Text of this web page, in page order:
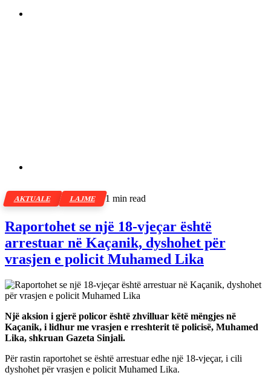
AKTUALE LAJME 1 min read
Raportohet se një 18-vjeçar është
arrestuar në Kaçanik, dyshohet për
vrasjen e policit Muhamed Lika
Një aksion i gjerë policor është zhvilluar këtë mëngjes në
Kaçanik, i lidhur me vrasjen e rreshterit të policisë, Muhamed
Lika, shkruan Gazeta Sinjali.
Për rastin raportohet se është arrestuar edhe një 18-vjeçar, i cili
dyshohet për vrasjen e policit Muhamed Lika.